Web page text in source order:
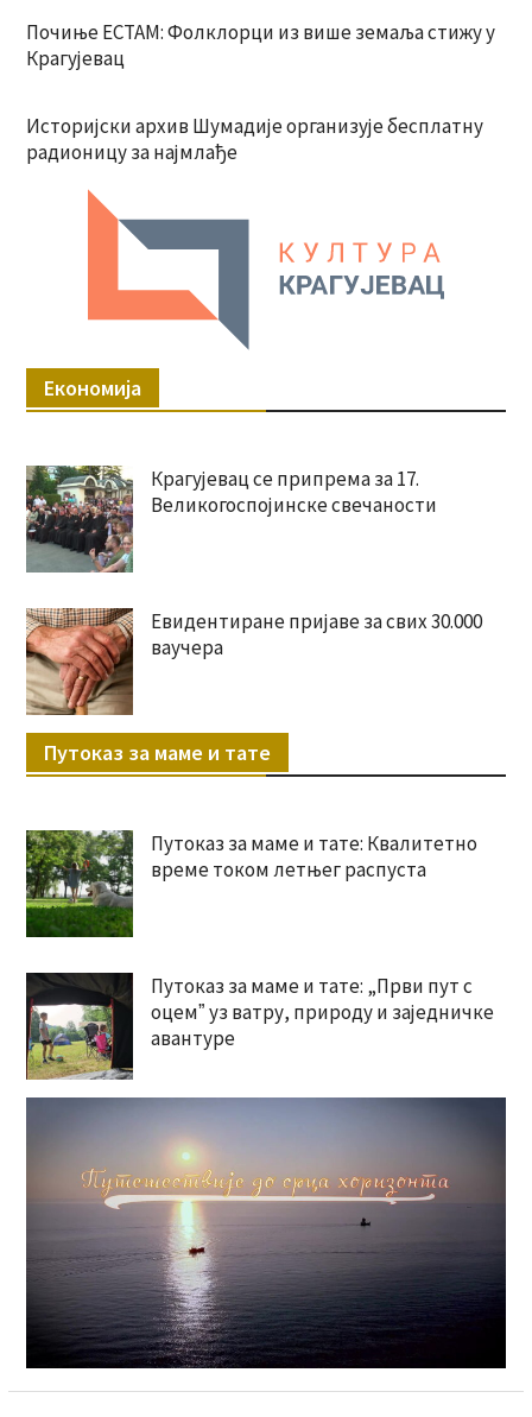
Почиње ЕСТАМ: Фолклорци из више земаља стижу у
Крагујевац
Историјски архив Шумадије организује бесплатну
радионицу за најмлађе
Економија
Крагујевац се припрема за 17.
Великогоспојинске свечаности
Евидентиране пријаве за свих 30.000
ваучера
Путоказ за маме и тате
Путоказ за маме и тате: Квалитетно
време током летњег распуста
Путоказ за маме и тате: „Први пут с
оцемˮ уз ватру, природу и заједничке
авантуре